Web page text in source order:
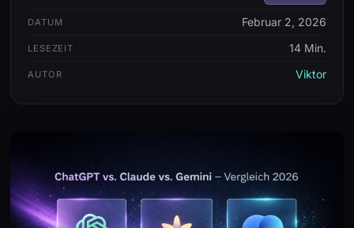
DATUM Februar 2, 2026
LESEZEIT 14 Min.
AUTOR Viktor